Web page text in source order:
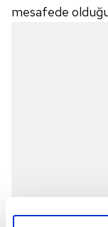
mesafede olduğu